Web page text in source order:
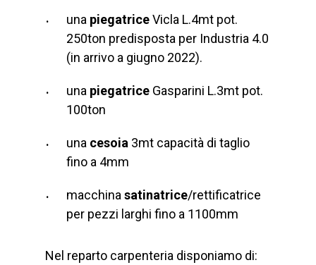
una piegatriceVicla L.4mt pot.
250ton predisposta per Industria 4.0
(in arrivo a giugno 2022).
una piegatrice Gasparini L.3mt pot.
100ton
una cesoia 3mt capacità di taglio
fino a 4mm
macchinasatinatrice/rettificatrice
per pezzi larghi fino a 1100mm
Nel reparto carpenteria disponiamo di: